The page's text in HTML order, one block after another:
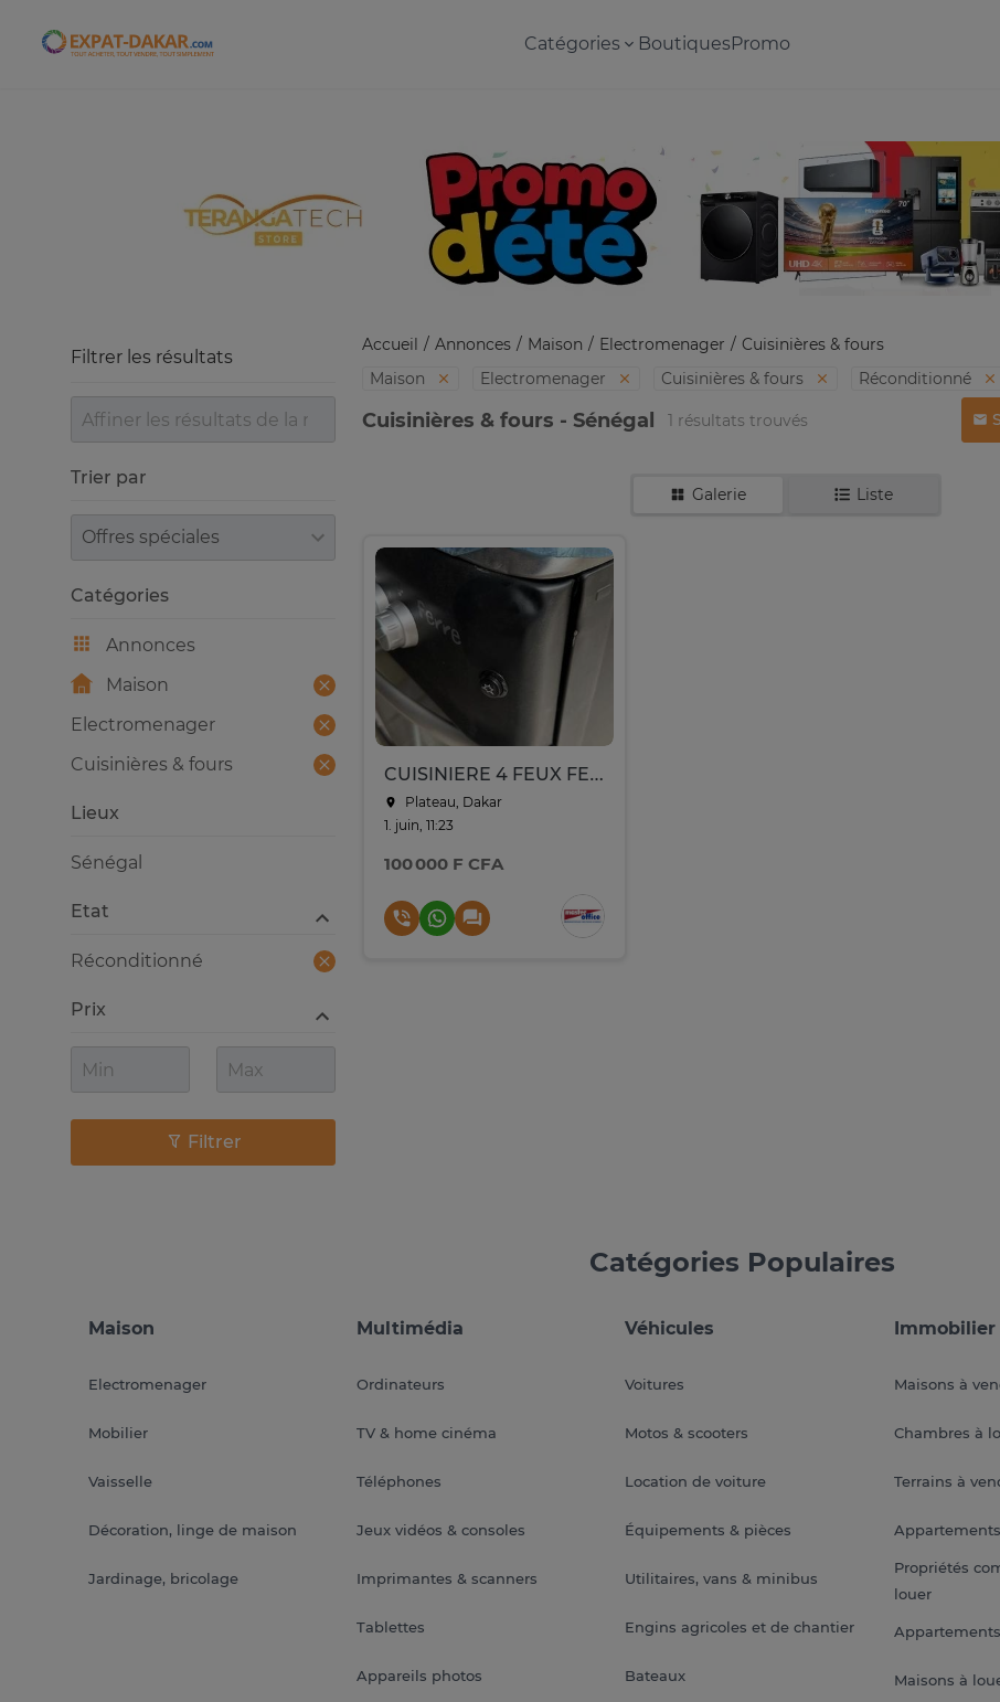
Expat-Dakar Catégories BoutiquesPromo
Accueil Annonces Maison Electromenager
Cuisinières & fours
Maison
Electromenager Cuisinières & fours Réconditionné
Cuisinières & fours - Sénégal 1 résultats trouvés
Galerie Liste
CUISINIERE 4 FEUX FERRE 60X60 F6S40G2-IB
Plateau, Dakar
1. juin, 11:23
100 000 F CFA
Filtrer les résultats
Trier par
Trier par
Catégories
Annonces
Maison
Electromenager
Cuisinières & fours
Lieux
Sénégal
Etat
Réconditionné
Prix
Filtrer
Catégories Populaires
Maison
Electromenager
Mobilier
Vaisselle
Décoration, linge de maison
Jardinage, bricolage
Multimédia
Ordinateurs
TV & home cinéma
Téléphones
Jeux vidéos & consoles
Imprimantes & scanners
Tablettes
Appareils photos
Véhicules
Voitures
Motos & scooters
Location de voiture
Équipements & pièces
Utilitaires, vans & minibus
Engins agricoles et de chantier
Bateaux
Immobilier
Maisons à
Chambres à
Terrains à
Propriétés
louer
Maisons à